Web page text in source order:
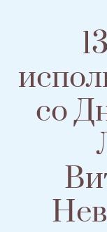
со